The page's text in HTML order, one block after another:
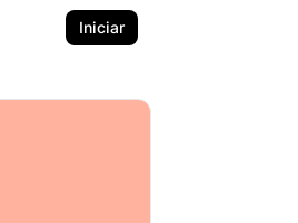
Iniciar